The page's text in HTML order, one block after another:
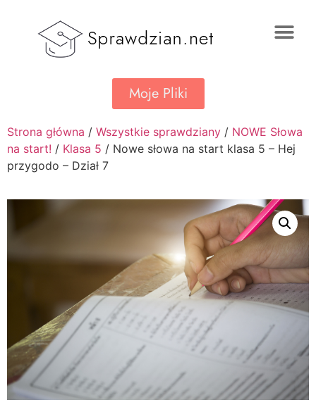
Moje Pliki
Strona główna / Wszystkie sprawdziany / NOWE Słowa
na start! / Klasa 5 / Nowe słowa na start klasa 5 – Hej
przygodo – Dział 7